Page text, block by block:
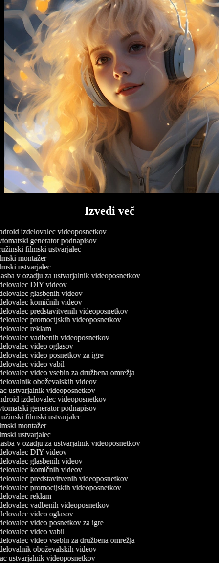
Izvedi več
izdelovalec videoposnetkov
generator podnapisov
filmski ustvarjalec
montažer
ustvarjalec
v ozadju za ustvarjalnik videoposnetkov
DIY videov
glasbenih videov
komičnih videov
predstavitvenih videoposnetkov
promocijskih videoposnetkov
reklam
vadbenih videoposnetkov
video oglasov
video posnetkov za igre
video vabil
video vsebin za družbena omrežja
oboževalskih videov
ustvarjalnik videoposnetkov
izdelovalec videoposnetkov
generator podnapisov
filmski ustvarjalec
montažer
ustvarjalec
v ozadju za ustvarjalnik videoposnetkov
DIY videov
glasbenih videov
komičnih videov
predstavitvenih videoposnetkov
promocijskih videoposnetkov
reklam
vadbenih videoposnetkov
video oglasov
video posnetkov za igre
video vabil
video vsebin za družbena omrežja
oboževalskih videov
ustvarjalnik videoposnetkov